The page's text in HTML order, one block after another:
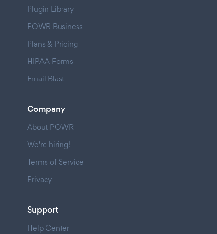
Plugin Library
POWR Business
Plans & Pricing
HIPAA Forms
Email Blast
Company
About POWR
We're hiring!
Terms of Service
Privacy
Support
Help Center